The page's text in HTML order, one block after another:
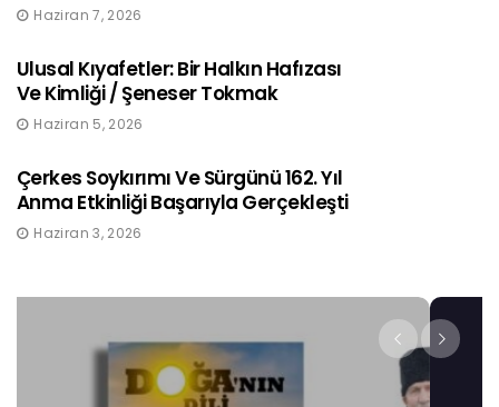
Haziran 7, 2026
Ulusal Kıyafetler: Bir Halkın Hafızası
Ve Kimliği / Şeneser Tokmak
Haziran 5, 2026
Çerkes Soykırımı Ve Sürgünü 162. Yıl
Anma Etkinliği Başarıyla Gerçekleşti
Haziran 3, 2026